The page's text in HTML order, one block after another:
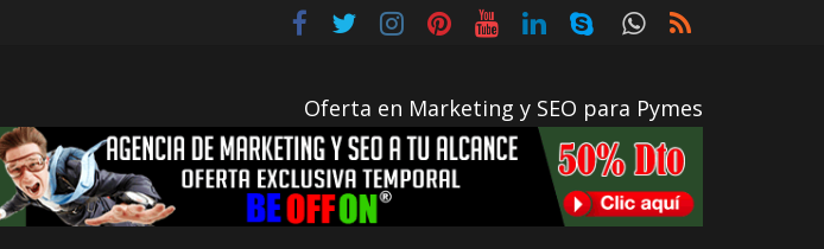
Oferta en Marketing y SEO para Pymes